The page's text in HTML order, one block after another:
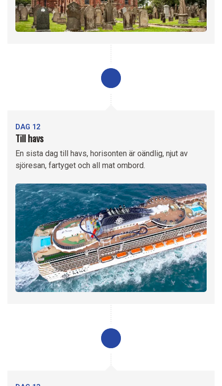
DAG 12
Till havs
En sista dag till havs, horisonten är oändlig, njut av
sjöresan, fartyget och all mat ombord.